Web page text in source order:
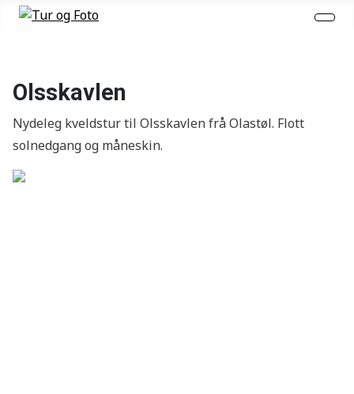
Olsskavlen
Nydeleg kveldstur til Olsskavlen frå Olastøl. Flott
solnedgang og måneskin.